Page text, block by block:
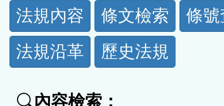
法
規
功
法規內容 條文檢索
條
法規沿革
歷史法規
內容檢索：